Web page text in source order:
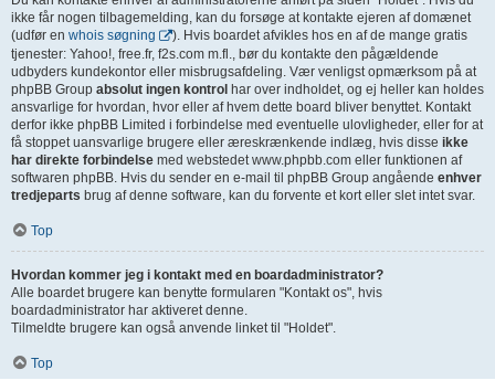
ikke får nogen tilbagemelding, kan du forsøge at kontakte ejeren af domænet
(udfør en whois søgning
). Hvis boardet afvikles hos en af de mange gratis
tjenester: Yahoo!, free.fr, f2s.com m.fl., bør du kontakte den pågældende
udbyders kundekontor eller misbrugsafdeling. Vær venligst opmærksom på at
phpBB Group absolut ingen kontrol har over indholdet, og ej heller kan holdes
ansvarlige for hvordan, hvor eller af hvem dette board bliver benyttet. Kontakt
derfor ikke phpBB Limited i forbindelse med eventuelle ulovligheder, eller for at
få stoppet uansvarlige brugere eller æreskrænkende indlæg, hvis disse ikke
har direkte forbindelse med webstedet www.phpbb.com eller funktionen af
softwaren phpBB. Hvis du sender en e-mail til phpBB Group angående enhver
tredjeparts brug af denne software, kan du forvente et kort eller slet intet svar.
Top
Hvordan kommer jeg i kontakt med en boardadministrator?
Alle boardet brugere kan benytte formularen "Kontakt os", hvis
boardadministrator har aktiveret denne.
Tilmeldte brugere kan også anvende linket til "Holdet".
Top